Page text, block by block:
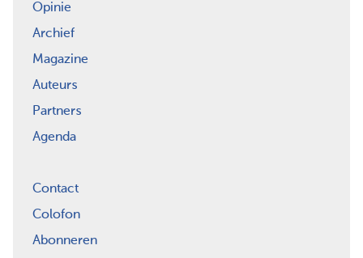
Opinie
Archief
Magazine
Auteurs
Partners
Agenda
Contact
Colofon
Abonneren